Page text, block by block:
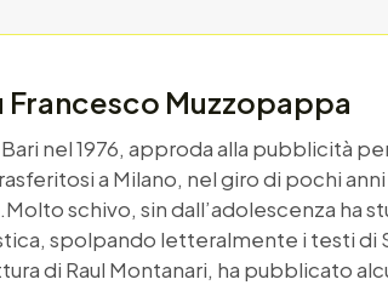
Francesco Muzzopappa
nel 1976, approda alla pubblicità
a Milano, nel giro di pochi
schivo, sin dall’adolescenza ha
spolpando letteralmente i testi di
di Raul Montanari, ha pubblicato